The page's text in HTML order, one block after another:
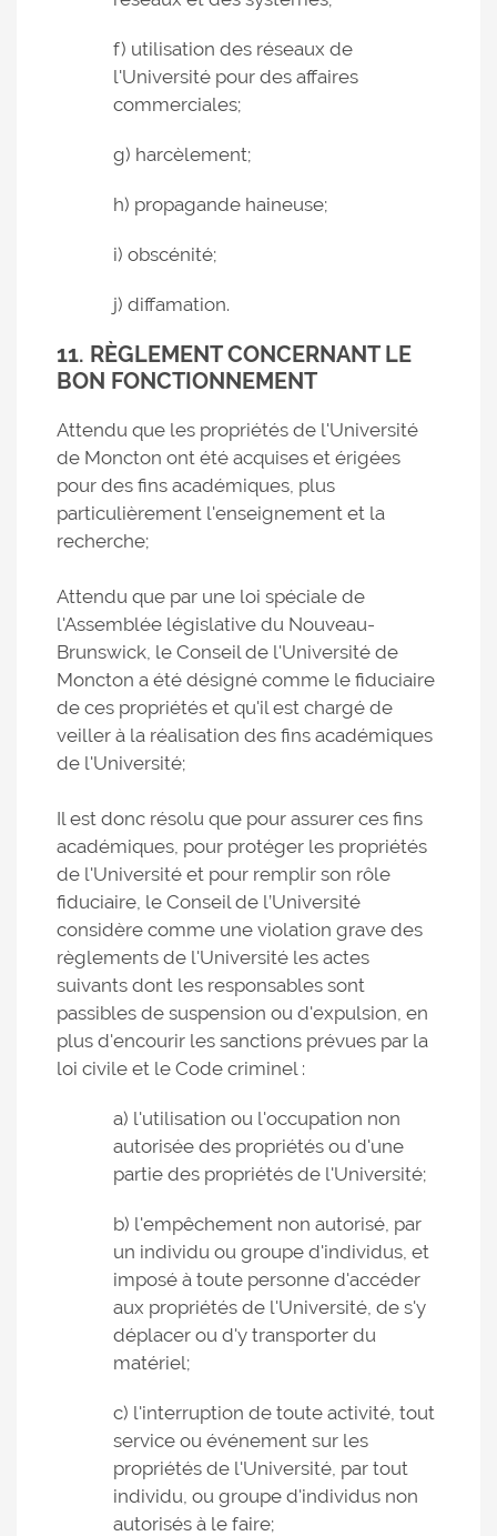
f) utilisation des réseaux de
l'Université pour des affaires
commerciales;
g) harcèlement;
h) propagande haineuse;
i) obscénité;
j) diffamation.
11. RÈGLEMENT CONCERNANT LE
BON FONCTIONNEMENT
Attendu que les propriétés de l'Université
de Moncton ont été acquises et érigées
pour des fins académiques, plus
particulièrement l'enseignement et la
recherche;
Attendu que par une loi spéciale de
l'Assemblée législative du Nouveau-
Brunswick, le Conseil de l'Université de
Moncton a été désigné comme le fiduciaire
de ces propriétés et qu'il est chargé de
veiller à la réalisation des fins académiques
de l'Université;
Il est donc résolu que pour assurer ces fins
académiques, pour protéger les propriétés
de l'Université et pour remplir son rôle
fiduciaire, le Conseil de l’Université
considère comme une violation grave des
règlements de l'Université les actes
suivants dont les responsables sont
passibles de suspension ou d'expulsion, en
plus d'encourir les sanctions prévues par la
loi civile et le Code criminel :
a) l'utilisation ou l'occupation non
autorisée des propriétés ou d'une
partie des propriétés de l'Université;
b) l'empêchement non autorisé, par
un individu ou groupe d'individus, et
imposé à toute personne d'accéder
aux propriétés de l'Université, de s'y
déplacer ou d'y transporter du
matériel;
c) l'interruption de toute activité, tout
service ou événement sur les
propriétés de l'Université, par tout
individu, ou groupe d'individus non
autorisés à le faire;